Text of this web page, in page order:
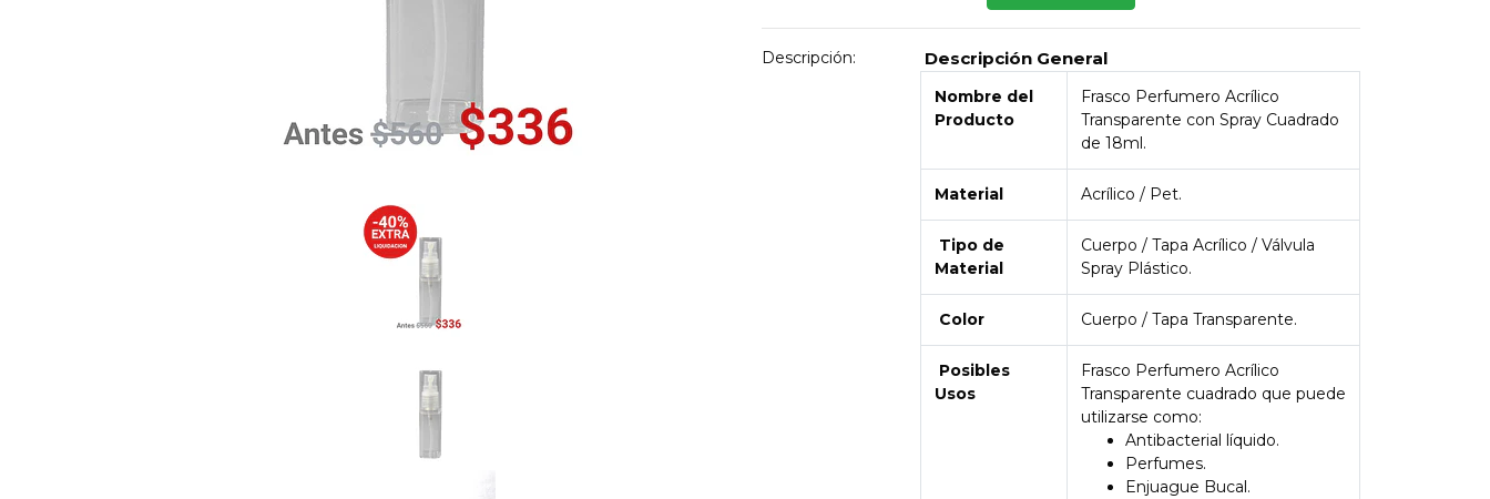
Descripción: Descripción General
Nombre del
Producto
Frasco Perfumero Acrílico
Transparente con Spray Cuadrado
de 18ml.
Material Acrílico / Pet.
Tipo de
Material
Cuerpo / Tapa Acrílico / Válvula
Spray Plástico.
Color Cuerpo / Tapa Transparente.
Posibles
Usos
Frasco Perfumero Acrílico
Transparente cuadrado que puede
utilizarse como:
Antibacterial líquido.
Perfumes.
Enjuague Bucal.